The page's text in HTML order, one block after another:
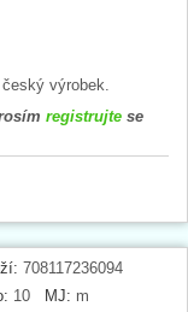
výrobek.
registrujte se
708117236094
10 MJ: m